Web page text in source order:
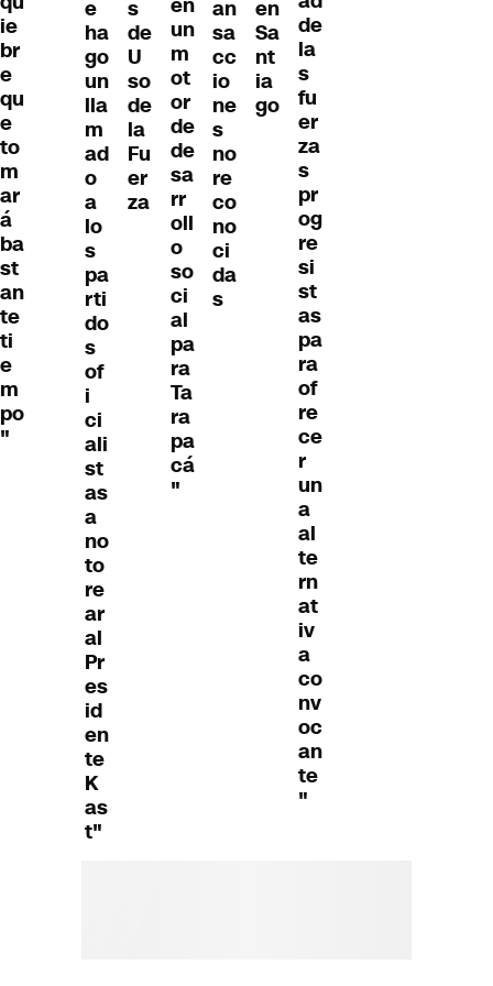
ie
br
e
qu
e
to
m
ar
á
ba
st
an
te
ti
e
m
po
"
e
ha
go
un
lla
m
ad
o
a
lo
s
pa
rti
do
s
of
i
ci
ali
st
as
a
no
to
re
ar
al
Pr
es
id
en
te
K
as
t"
s
de
U
so
de
la
Fu
er
za
un
m
ot
or
de
de
sa
rr
oll
o
so
ci
al
pa
ra
Ta
ra
pa
cá
"
an
sa
cc
io
ne
s
no
re
co
no
ci
da
s
en
Sa
nt
ia
go
de
la
s
fu
er
za
s
pr
og
re
si
st
as
pa
ra
of
re
ce
r
un
a
al
te
rn
at
iv
a
co
nv
oc
an
te
"